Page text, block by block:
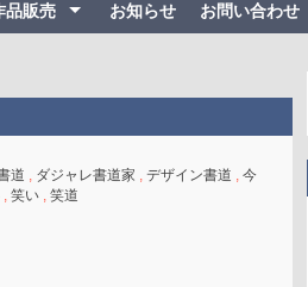
品販売 お知らせ お問い合わせ
道 ダジャレ書道家 デザイン書道
今
, 笑い, 笑道